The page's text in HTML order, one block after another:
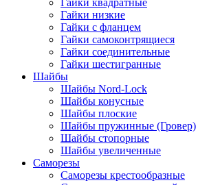
Гайки квадратные
Гайки низкие
Гайки с фланцем
Гайки самоконтрящиеся
Гайки соединительные
Гайки шестигранные
Шайбы
Шайбы Nord-Lock
Шайбы конусные
Шайбы плоские
Шайбы пружинные (Гровер)
Шайбы стопорные
Шайбы увеличенные
Саморезы
Саморезы крестообразные